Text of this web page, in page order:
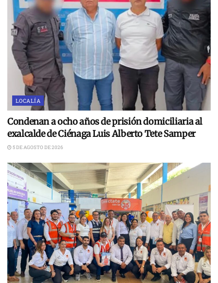
LOCALÍA
Condenan a ocho años de prisión domiciliaria al
exalcalde de Ciénaga Luis Alberto Tete Samper
5 DE AGOSTO DE 2026